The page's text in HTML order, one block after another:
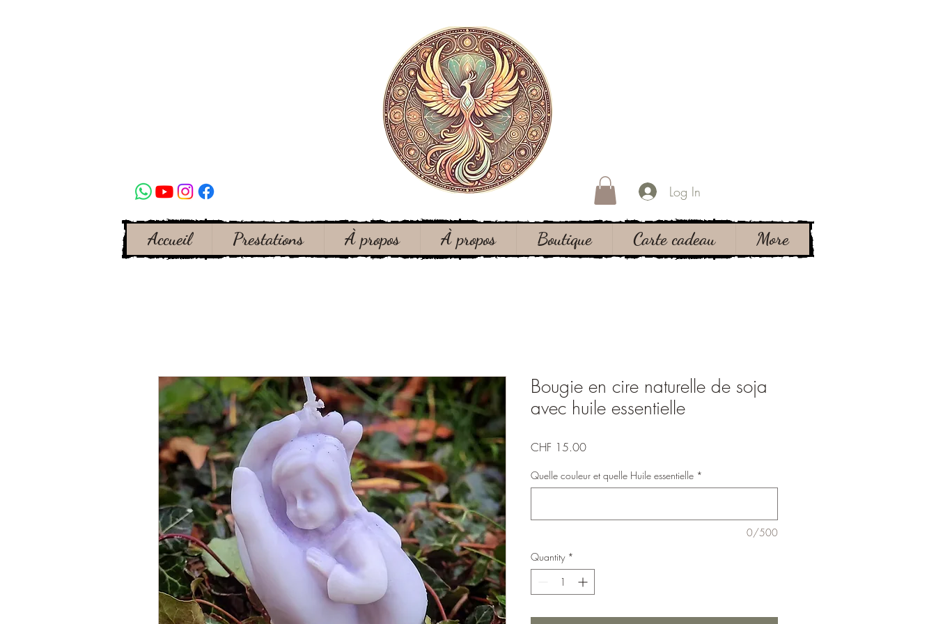
Log In
Accueil Prestations À propos À propos Boutique Carte cadeau More
Bougie en cire naturelle de soja
avec huile essentielle
CHF 15.00Price
Quelle couleur et quelle Huile essentielle *
0/500
Quantity *